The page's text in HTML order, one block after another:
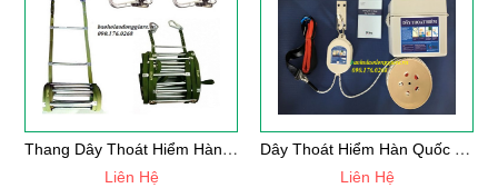
T
Hang Dây Thoát Hiểm Hàng Việt Nam
Liên Hệ
D
Ây Thoát Hiểm Hàn Quốc Kfire Cao Cấp
Liên Hệ